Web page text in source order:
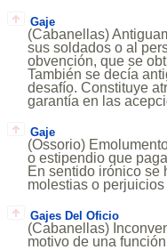
Gaje
(Cabanellas)
sus soldados o al
obvención, que se
También se decía
desafío. Constituye
garantía en las
Gaje
(Ossorio)
o estipendio que
En sentido irónico se
molestias o
Gajes Del Oficio
(Cabanellas)
motivo de una